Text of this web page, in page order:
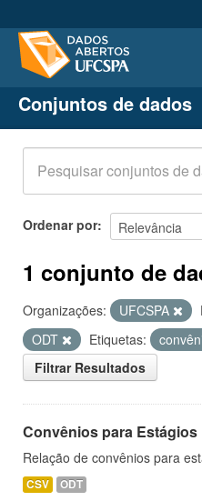
Conjuntos de dados
Organizações
Grupos
Sobre
Conjuntos de dados
Ordenar por
1 conjunto de
Organizações: UFCSPA
ODT
Etiquetas:
Filtrar Resultados
Convênios para Estágios
Relação de convênios para
CSV ODT